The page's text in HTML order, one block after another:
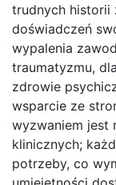
trudnych historii
doświadczeń
wypalenia
traumatyzmu,
zdrowie
wsparcie ze
wyzwaniem jest
klinicznych;
potrzeby, co